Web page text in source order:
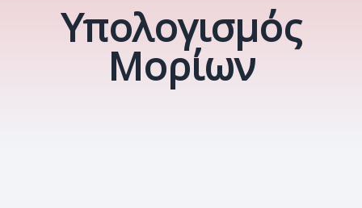
Υπολογισμός
Μορίων